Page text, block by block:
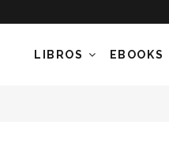
LIBROS EBOOKS